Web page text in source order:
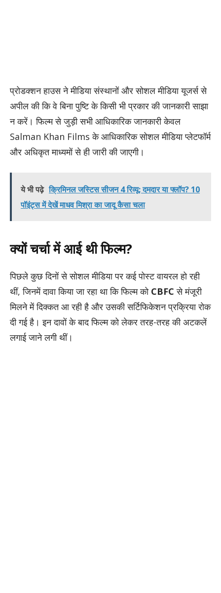
प्रोडक्शन हाउस ने मीडिया संस्थानों और सोशल मीडिया यूजर्स से
अपील की कि वे बिना पुष्टि के किसी भी प्रकार की जानकारी साझा
न करें। फिल्म से जुड़ी सभी आधिकारिक जानकारी केवल
Salman Khan Films के आधिकारिक सोशल मीडिया प्लेटफॉर्म
और अधिकृत माध्यमों से ही जारी की जाएगी।
ये भी पढ़े क्रिमिनल जस्टिस सीजन 4 रिव्यू: दमदार या फ्लॉप? 10
पॉइंट्स में देखें माधव मिश्रा का जादू कैसा चला
क्यों चर्चा में आई थी फिल्म?
पिछले कुछ दिनों से सोशल मीडिया पर कई पोस्ट वायरल हो रही
थीं, जिनमें दावा किया जा रहा था कि फिल्म को CBFC से मंजूरी
मिलने में दिक्कत आ रही है और उसकी सर्टिफिकेशन प्रक्रिया रोक
दी गई है। इन दावों के बाद फिल्म को लेकर तरह-तरह की अटकलें
लगाई जाने लगी थीं।